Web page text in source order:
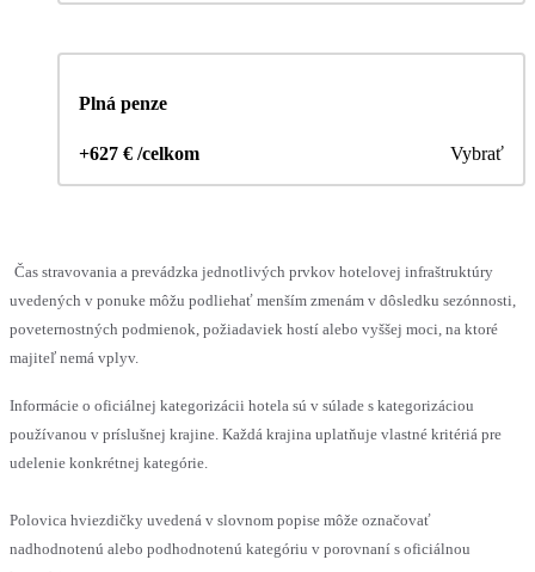
Plná penze
+627 € /celkom Vybrať
Čas stravovania a prevádzka jednotlivých prvkov hotelovej infraštruktúry
uvedených v ponuke môžu podliehať menším zmenám v dôsledku sezónnosti,
poveternostných podmienok, požiadaviek hostí alebo vyššej moci, na ktoré
majiteľ nemá vplyv.
Informácie o oficiálnej kategorizácii hotela sú v súlade s kategorizáciou
používanou v príslušnej krajine. Každá krajina uplatňuje vlastné kritériá pre
udelenie konkrétnej kategórie.
Polovica hviezdičky uvedená v slovnom popise môže označovať
nadhodnotenú alebo podhodnotenú kategóriu v porovnaní s oficiálnou